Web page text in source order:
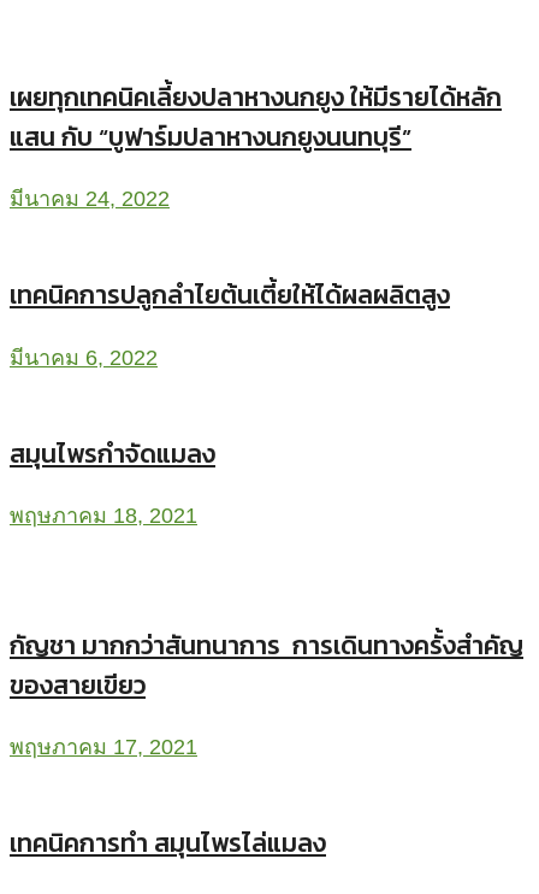
เผยทุกเทคนิคเลี้ยงปลาหางนกยูง ให้มีรายได้หลัก
แสน กับ “บูฟาร์มปลาหางนกยูงนนทบุรี”
มีนาคม 24, 2022
เทคนิคการปลูกลำไยต้นเตี้ยให้ได้ผลผลิตสูง
มีนาคม 6, 2022
สมุนไพรกำจัดแมลง
พฤษภาคม 18, 2021
กัญชา มากกว่าสันทนาการ การเดินทางครั้งสำคัญ
ของสายเขียว
พฤษภาคม 17, 2021
เทคนิคการทำ สมุนไพรไล่แมลง